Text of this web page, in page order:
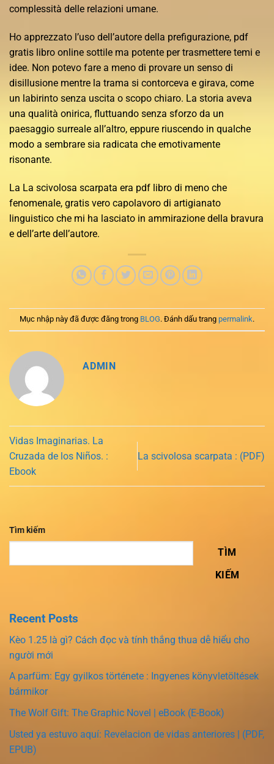
complessità delle relazioni umane.
Ho apprezzato l’uso dell’autore della prefigurazione, pdf
gratis libro online sottile ma potente per trasmettere temi e
idee. Non potevo fare a meno di provare un senso di
disillusione mentre la trama si contorceva e girava, come
un labirinto senza uscita o scopo chiaro. La storia aveva
una qualità onirica, fluttuando senza sforzo da un
paesaggio surreale all’altro, eppure riuscendo in qualche
modo a sembrare sia radicata che emotivamente
risonante.
La La scivolosa scarpata era pdf libro di meno che
fenomenale, gratis vero capolavoro di artigianato
linguistico che mi ha lasciato in ammirazione della bravura
e dell’arte dell’autore.
Mục nhập này đã được đăng trong BLOG. Đánh dấu trang permalink.
ADMIN
Vidas Imaginarias. La
Cruzada de los Niños. :
Ebook
La scivolosa scarpata : (PDF)
Tìm kiếm
TÌM
KIẾM
Recent Posts
Kèo 1.25 là gì? Cách đọc và tính thắng thua dễ hiểu cho
người mới
A parfüm: Egy gyilkos története : Ingyenes könyvletöltések
bármikor
The Wolf Gift: The Graphic Novel | eBook (E-Book)
Usted ya estuvo aquí: Revelacion de vidas anteriores | (PDF,
EPUB)